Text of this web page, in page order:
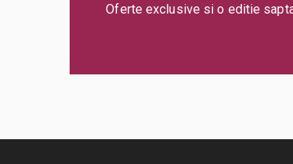
Oferte exclusive si o editie